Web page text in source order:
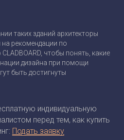
таких зданий архитекторы
рекомендации по
чтобы понять, какие
дизайна при помощи
быть достигнуты
индивидуальную
перед тем, как купить
Подать заявку